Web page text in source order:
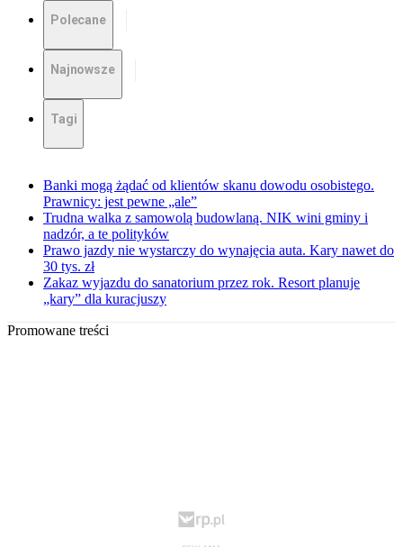
Polecane
Najnowsze
Tagi
Banki mogą żądać od klientów skanu dowodu osobistego.
Prawnicy: jest pewne „ale”
Trudna walka z samowolą budowlaną. NIK wini gminy i
nadzór, a te polityków
Prawo jazdy nie wystarczy do wynajęcia auta. Kary nawet do
30 tys. zł
Zakaz wyjazdu do sanatorium przez rok. Resort planuje
„kary” dla kuracjuszy
Promowane treści